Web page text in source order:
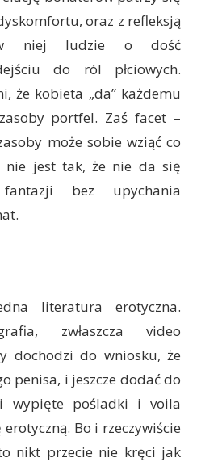
oraz z refleksją
niej ludzie o dość
do ról płciowych.
że kobieta „da” każdemu
portfel. Zaś facet –
może sobie wziąć co
nie jest tak, że nie da się
bez upychania
literatura erotyczna.
zwłaszcza video
dochodzi do wniosku, że
penisa, i jeszcze dodać do
wypięte pośladki i voila
Bo i rzeczywiście
nikt przecie nie kręci jak